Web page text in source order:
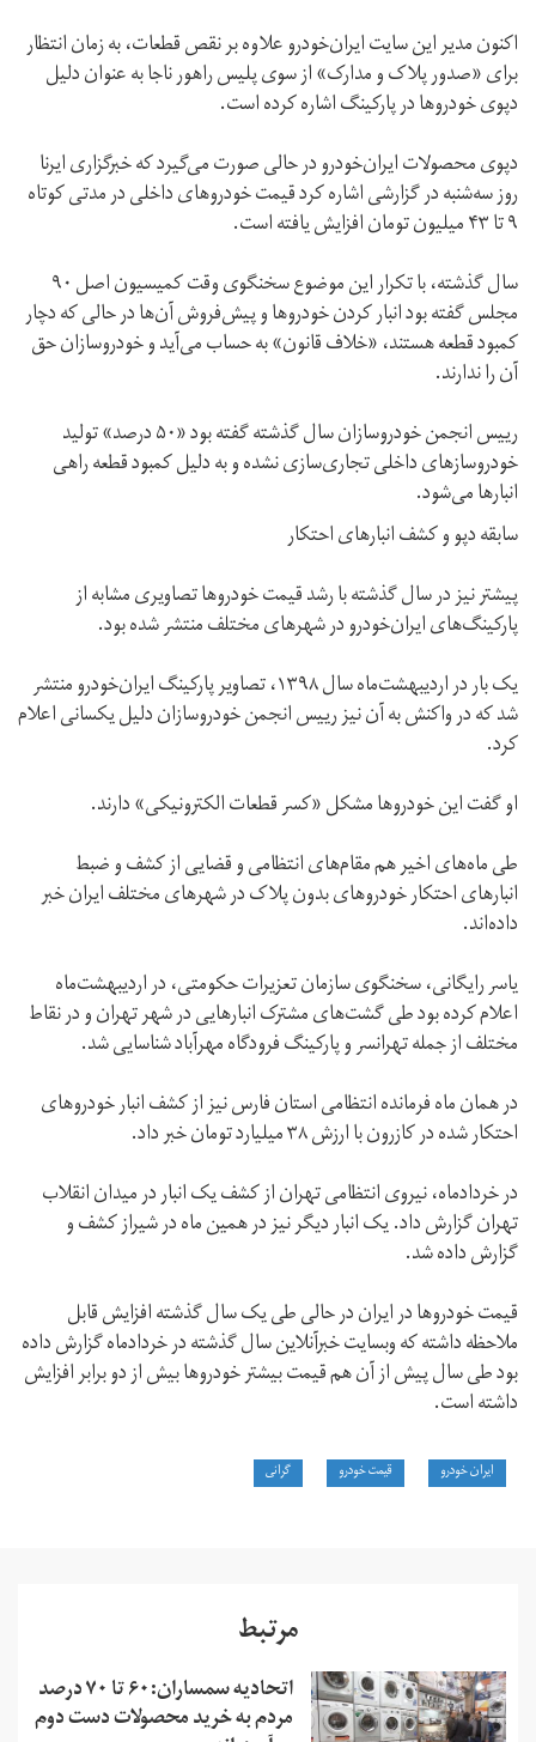
اکنون مدیر این سایت ایران‌خودرو علاوه بر نقص قطعات، به زمان انتظار
برای «صدور پلاک و مدارک» از سوی پلیس راهور ناجا به عنوان دلیل
دپوی خودروها در پارکینگ اشاره کرده است.
دپوی محصولات ایران‌خودرو در حالی صورت می‌گیرد که خبرگزاری ایرنا
روز سه‌شنبه در گزارشی اشاره کرد قیمت خودروهای داخلی در مدتی کوتاه
۹ تا ۴۳ میلیون تومان افزایش یافته است.
سال گذشته، با تکرار این موضوع سخنگوی وقت کمیسیون اصل ۹۰
مجلس گفته بود انبار کردن خودروها و پیش‌فروش آن‌ها در حالی که دچار
کمبود قطعه هستند، «خلاف قانون» به حساب می‌آید و خودروسازان حق
آن را ندارند.
رییس انجمن خودروسازان سال گذشته گفته بود «۵۰ درصد» تولید
خودروساز‌های داخلی تجاری‌سازی نشده و به دلیل کمبود قطعه راهی
انبارها می‌شود.
سابقه دپو و کشف انبارهای احتکار
پیشتر نیز در سال گذشته با رشد قیمت خودروها تصاویری مشابه از
پارکینگ‌های ایران‌خودرو در شهرهای مختلف منتشر شده بود.
یک بار در اردیبهشت‌ماه سال ۱۳۹۸، تصاویر پارکینگ ایران‌خودرو منتشر
شد که در واکنش به آن نیز رییس انجمن خودروسازان دلیل یکسانی اعلام
کرد.
او گفت این خودروها مشکل «کسر قطعات الکترونیکی» دارند.
طی ماه‌های اخیر هم مقام‌های انتظامی و قضایی از کشف و ضبط
انبارهای احتکار خودروهای بدون پلاک در شهرهای مختلف ایران خبر
داده‌اند.
یاسر رایگانی، سخنگوی سازمان تعزیرات حکومتی،‌ در اردیبهشت‌ماه
اعلام کرده بود طی گشت‌های مشترک انبارهایی در شهر تهران و در نقاط
مختلف از جمله تهرانسر و پارکینگ فرودگاه مهرآباد شناسایی شد.
در همان ماه فرمانده انتظامی استان فارس نیز از کشف انبار خودروهای
احتکار شده در کازرون با ارزش ۳۸ میلیارد تومان خبر داد.
در خردادماه، نیروی انتظامی تهران از کشف یک انبار در میدان انقلاب
تهران گزارش داد. یک انبار دیگر نیز در همین ماه در شیراز کشف و
گزارش داده شد.
قیمت خودروها در ایران در حالی طی یک سال گذشته افزایش قابل
ملاحظه داشته که وبسایت خبرآنلاین سال گذشته در خردادماه گزارش داده
بود طی سال پیش از آن هم قیمت بیشتر خودروها بیش از دو برابر افزایش
داشته است.
ایران خودرو قیمت خودرو گرانی
مرتبط
اتحادیه سمساران:۶۰ تا ۷۰ درصد
مردم به خرید محصولات دست دوم